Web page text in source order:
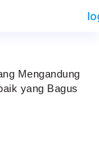
Mengandung
yang Bagus